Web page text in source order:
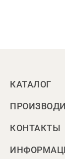
КАТАЛОГ
КОНТАКТЫ